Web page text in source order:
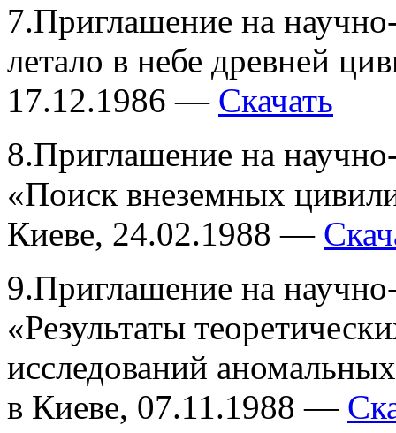
7.Приглашение на
летало в небе древней
17.12.1986 — Скачать
8.Приглашение на
«Поиск внеземных
Киеве, 24.02.1988 —
9.Приглашение на
«Результаты
исследований
в Киеве, 07.11.1988 —